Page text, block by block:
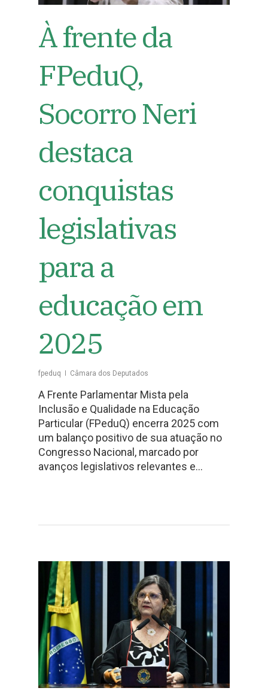
À frente da
FPeduQ,
Socorro Neri
destaca
conquistas
legislativas
para a
educação em
2025
fpeduq Câmara dos Deputados
A Frente Parlamentar Mista pela
Inclusão e Qualidade na Educação
Particular (FPeduQ) encerra 2025 com
um balanço positivo de sua atuação no
Congresso Nacional, marcado por
avanços legislativos relevantes e…